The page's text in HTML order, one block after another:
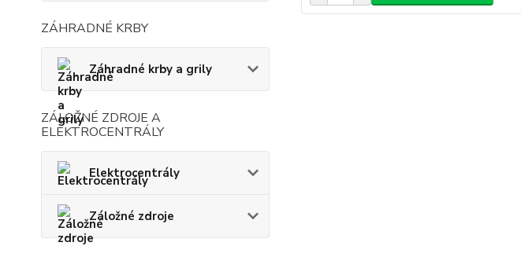
ZÁHRADNÉ KRBY
Záhradné krby a grily
ZÁLOŽNÉ ZDROJE A
ELEKTROCENTRÁLY
Elektrocentrály
Záložné zdroje